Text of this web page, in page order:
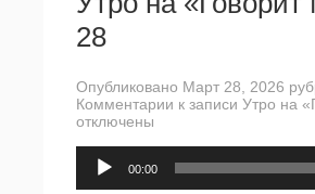
28
Опубликовано Март 28, 2026
Комментарии к записи Утро на
отключены
00:00